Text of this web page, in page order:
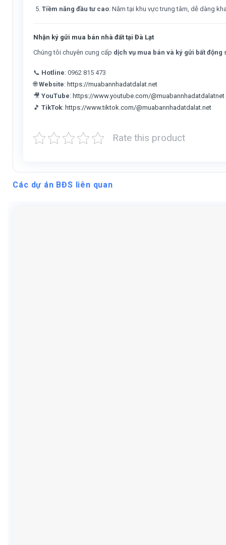
Tiềm năng đầu tư cao: Nằm tại khu vực trung tâm, dễ dàng
Nhận ký gửi mua bán nhà đất tại Đà Lạt
Chúng tôi chuyên cung cấp dịch vụ mua bán và ký gửi bất động
📞 Hotline: 0962 815 473
🌐Website:https://muabannhadatdalat.net
🎥YouTube:https://www.youtube.com/@muabannhadatdalatnet
🎵TikTok:https://www.tiktok.com/@muabannhadatdalat.net
Rate this product
Các dự án BĐS liên quan